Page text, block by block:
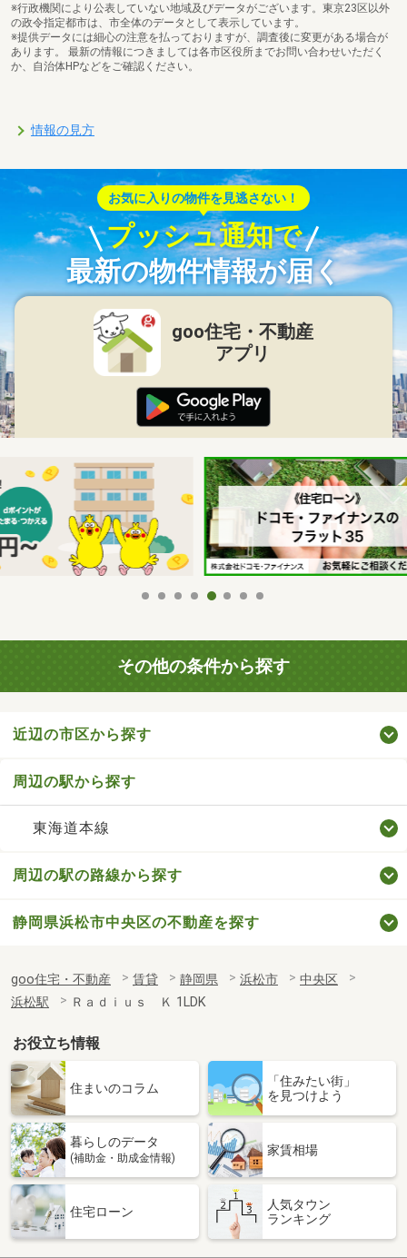
※行政機関により公表していない地域及びデータがございます。東京23区以外
の政令指定都市は、市全体のデータとして表示しています。
※提供データには細心の注意を払っておりますが、調査後に変更がある場合が
あります。 最新の情報につきましては各市区役所までお問い合わせいただく
か、自治体HPなどをご確認ください。
情報の見方
お気に入りの物件を見逃さない！
プッシュ通知で
最新の物件情報が届く
goo住宅・不動産
アプリ
その他の条件から探す
近辺の市区から探す
周辺の駅から探す
東海道本線
周辺の駅の路線から探す
静岡県浜松市中央区の不動産を探す
goo住宅・不動産 賃貸 静岡県 浜松市
中央区
浜松駅
Ｒａｄｉｕｓ Ｋ 1LDK
お役立ち情報
住まいのコラム
「住みたい街」
を見つけよう
暮らしのデータ
(補助金・助成金情報)
家賃相場
住宅ローン
人気タウン
ランキング